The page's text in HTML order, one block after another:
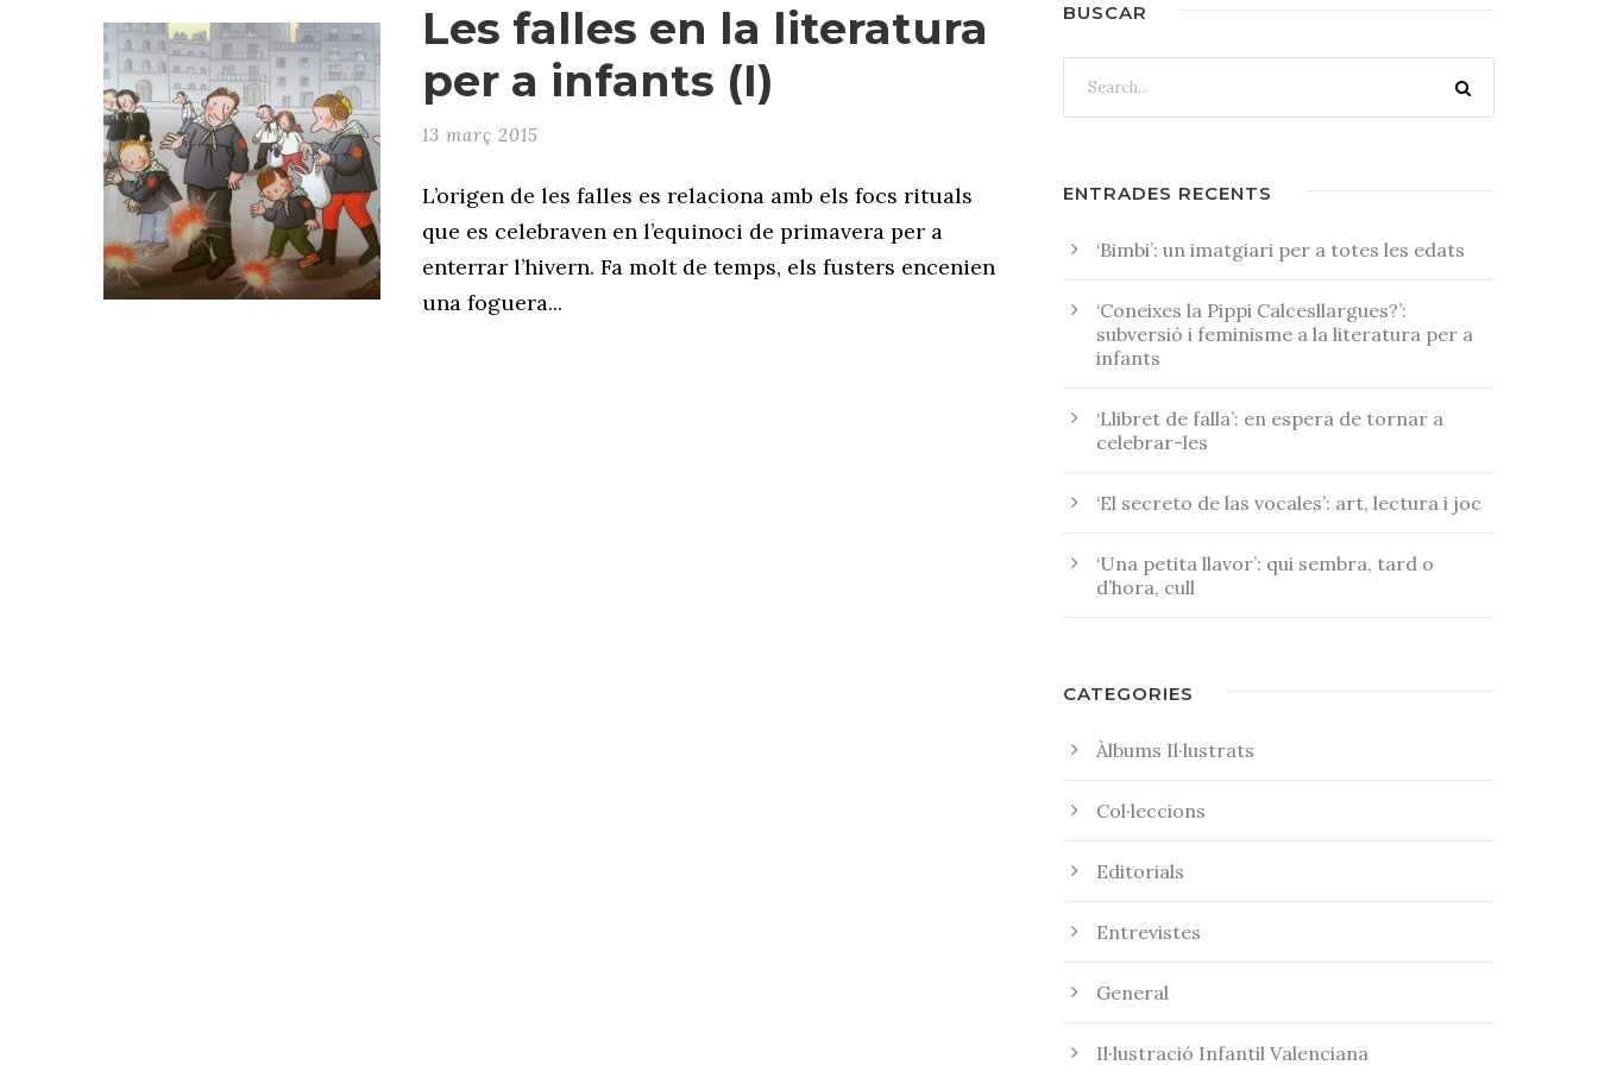
Les falles en la literatura
per a infants (I)
13 març 2015
L’origen de les falles es relaciona amb els focs rituals
que es celebraven en l’equinoci de primavera per a
enterrar l’hivern. Fa molt de temps, els fusters encenien
una foguera...
BUSCAR
ENTRADES RECENTS
‘Bimbi’: un imatgiari per a totes les edats
‘Coneixes la Pippi Calcesllargues?’:
subversió i feminisme a la literatura per a
infants
‘Llibret de falla’: en espera de tornar a
celebrar-les
‘El secreto de las vocales’: art, lectura i joc
‘Una petita llavor’: qui sembra, tard o
d’hora, cull
CATEGORIES
Àlbums Il·lustrats
Col·leccions
Editorials
Entrevistes
General
Il·lustració Infantil Valenciana